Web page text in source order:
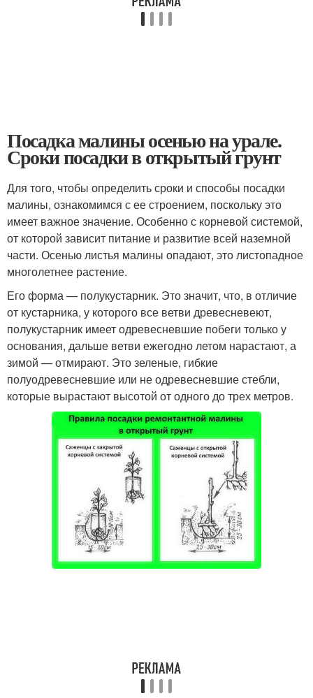
Посадка малины осенью на урале.
Сроки посадки в открытый грунт
Для того, чтобы определить сроки и способы посадки
малины, ознакомимся с ее строением, поскольку это
имеет важное значение. Особенно с корневой системой,
от которой зависит питание и развитие всей наземной
части. Осенью листья малины опадают, это листопадное
многолетнее растение.
Его форма — полукустарник. Это значит, что, в отличие
от кустарника, у которого все ветви древесневеют,
полукустарник имеет одревесневшие побеги только у
основания, дальше ветви ежегодно летом нарастают, а
зимой — отмирают. Это зеленые, гибкие
полуодревесневшие или не одревесневшие стебли,
которые вырастают высотой от одного до трех метров.